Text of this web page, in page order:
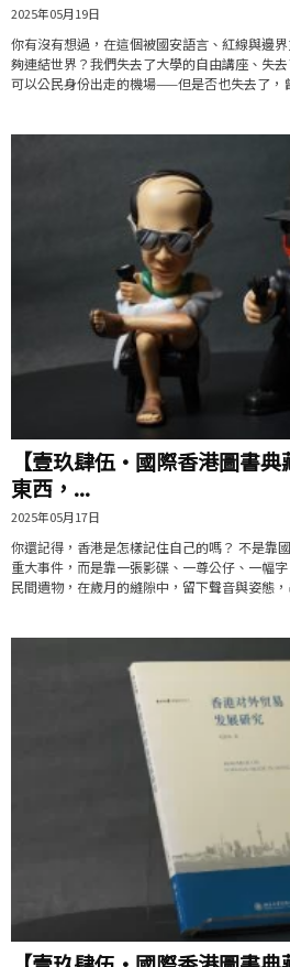
2025年05月19日
你有沒有想過，在這個被國安語言、紅線與邊
夠連結世界？我們失去了大學的自由講座、失
可以公民身份出走的機場——但是否也失去了，
【壹玖肆伍·國際香港圖書
東西，...
2025年05月17日
你還記得，香港是怎樣記住自己的嗎？ 不是靠
重大事件，而是靠一張影碟、一尊公仔、一幅
民間遺物，在歲月的縫隙中，留下聲音與姿態，